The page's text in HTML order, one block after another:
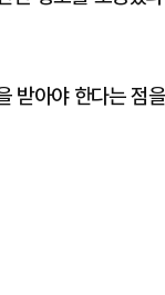
받아야 한다는 점